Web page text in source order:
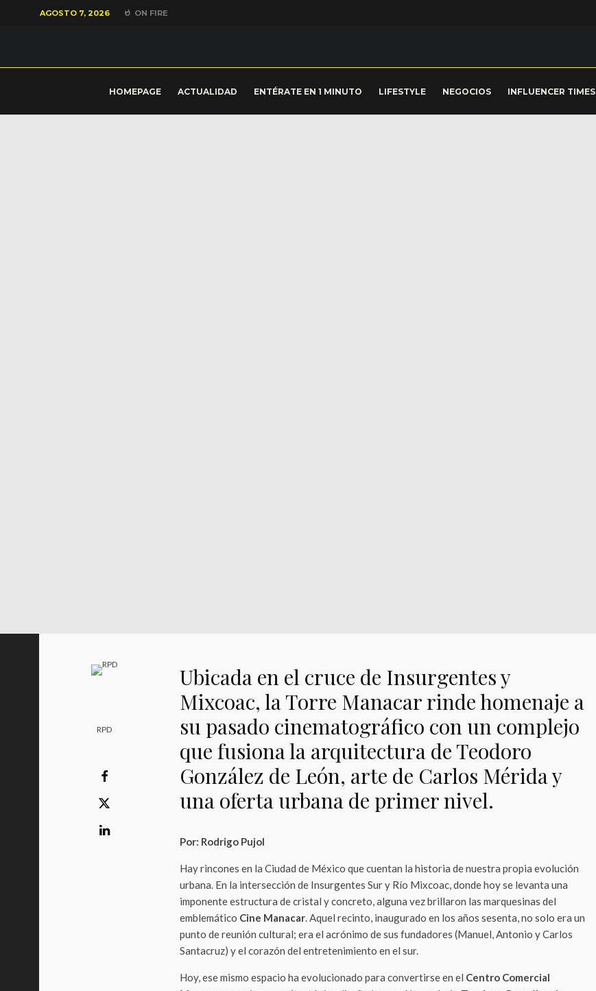
AGOSTO 7, 2026 ON FIRE
HOMEPAGE ACTUALIDAD ENTÉRATE EN 1 MINUTO LIFESTYLE NEGOCIOS INFLUENCER TIMES
RPD
Ubicada en el cruce de Insurgentes y
Mixcoac, la Torre Manacar rinde homenaje a
su pasado cinematográfico con un complejo
que fusiona la arquitectura de Teodoro
González de León, arte de Carlos Mérida y
una oferta urbana de primer nivel.
Por: Rodrigo Pujol
Hay rincones en la Ciudad de México que cuentan la historia de nuestra propia evolución
urbana. En la intersección de Insurgentes Sur y Río Mixcoac, donde hoy se levanta una
imponente estructura de cristal y concreto, alguna vez brillaron las marquesinas del
emblemático Cine Manacar. Aquel recinto, inaugurado en los años sesenta, no solo era un
punto de reunión cultural; era el acrónimo de sus fundadores (Manuel, Antonio y Carlos
Santacruz) y el corazón del entretenimiento en el sur.
Hoy, ese mismo espacio ha evolucionado para convertirse en el Centro Comercial